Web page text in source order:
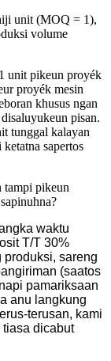
unit (MOQ = 1),
volume
unit pikeun proyék
proyék mesin
khusus ngan
pisan.
tunggal kalayan
sapertos
tampi pikeun
waktu
T/T 30%
produksi, sareng
(saatos
pamariksaan
anu langkung
terusan, kami
tiasa dicabut